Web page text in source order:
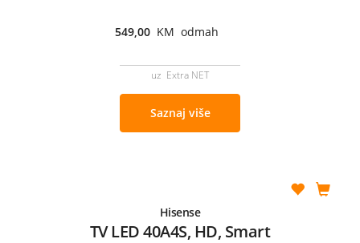
549,00 KM odmah
uz Extra NET
Saznaj više
Hisense
TV LED 40A4S, HD, Smart